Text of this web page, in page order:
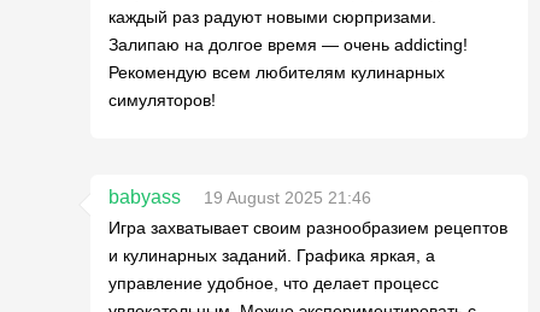
каждый раз радуют новыми сюрпризами.
Залипаю на долгое время — очень addicting!
Рекомендую всем любителям кулинарных
симуляторов!
babyass
19 August 2025 21:46
Игра захватывает своим разнообразием рецептов
и кулинарных заданий. Графика яркая, а
управление удобное, что делает процесс